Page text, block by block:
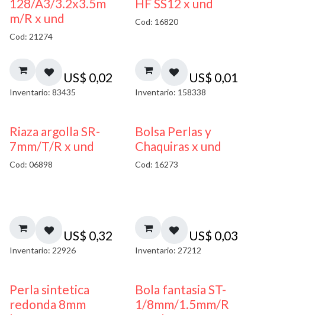
128/A3/3.2x3.5m
m/R x und
Cod: 21274
US$ 0,02
Inventario: 83435
HF SS12 x und
Cod: 16820
US$ 0,01
Inventario: 158338
Riaza argolla SR-
7mm/T/R x und
Cod: 06898
US$ 0,32
Inventario: 22926
Bolsa Perlas y
Chaquiras x und
Cod: 16273
US$ 0,03
Inventario: 27212
Perla sintetica
redonda 8mm
Bola fantasia ST-
1/8mm/1.5mm/R